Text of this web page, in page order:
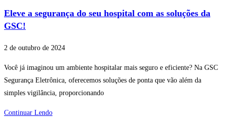
Eleve a segurança do seu hospital com as soluções da
GSC!
2 de outubro de 2024
Você já imaginou um ambiente hospitalar mais seguro e eficiente? Na GSC
Segurança Eletrônica, oferecemos soluções de ponta que vão além da
simples vigilância, proporcionando
Continuar Lendo